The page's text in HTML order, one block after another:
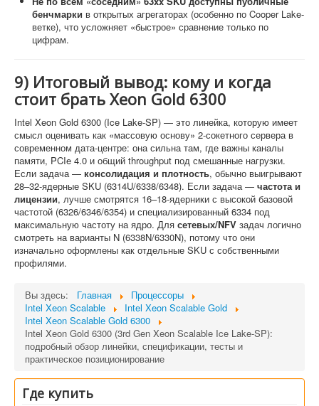
бенчмарки в открытых агрегаторах (особенно по Cooper Lake-
ветке), что усложняет «быстрое» сравнение только по
цифрам.
9) Итоговый вывод: кому и когда
стоит брать Xeon Gold 6300
Intel Xeon Gold 6300 (Ice Lake-SP) — это линейка, которую имеет
смысл оценивать как «массовую основу» 2-сокетного сервера в
современном дата-центре: она сильна там, где важны каналы
памяти, PCIe 4.0 и общий throughput под смешанные нагрузки.
Если задача — консолидация и плотность, обычно выигрывают
28–32-ядерные SKU (6314U/6338/6348). Если задача — частота и
лицензии, лучше смотрятся 16–18-ядерники с высокой базовой
частотой (6326/6346/6354) и специализированный 6334 под
максимальную частоту на ядро. Для сетевых/NFV задач логично
смотреть на варианты N (6338N/6330N), потому что они
изначально оформлены как отдельные SKU с собственными
профилями.
Вы здесь: Главная
Процессоры
Intel Xeon Scalable
Intel Xeon Scalable Gold
Intel Xeon Scalable Gold 6300
Intel Xeon Gold 6300 (3rd Gen Xeon Scalable Ice Lake-SP):
подробный обзор линейки, спецификации, тесты и
практическое позиционирование
Где купить